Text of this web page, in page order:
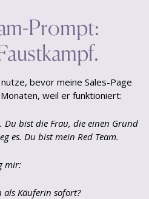
Prompt:
bevor meine Sales-Page
weil er funktioniert:
Du bist die Frau, die einen Grund
es. Du bist mein Red Team.
mir:
Käuferin sofort?